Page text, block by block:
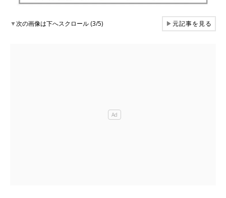
▼次の画像は下へスクロール (3/5) ▶元記事を見る